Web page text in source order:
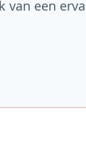
van een